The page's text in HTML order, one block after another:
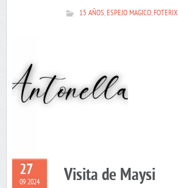
15 AÑOS,ESPEJO MAGICO,FOTERIX
27
09 2024 Visita de Maysi